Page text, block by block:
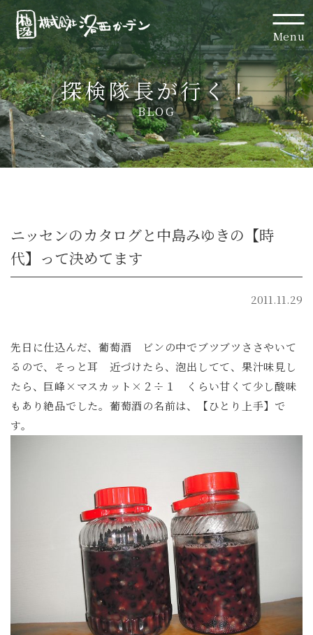
Menu
探検隊長が行く！
BLOG
ニッセンのカタログと中島みゆきの【時
代】って決めてます
2011.11.29
先日に仕込んだ、葡萄酒 ビンの中でブツブツささやいて
るので、そっと耳 近づけたら、泡出してて、果汁味見し
たら、巨峰×マスカット×２÷１ くらい甘くて少し酸味
もあり絶品でした。葡萄酒の名前は、【ひとり上手】で
す。